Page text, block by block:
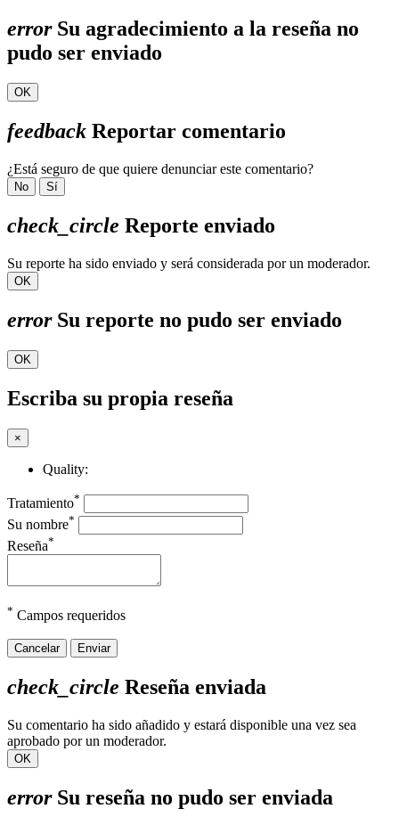
errorSu agradecimiento a la reseña no
pudo ser enviado
OK
feedback Reportar comentario
¿Está seguro de que quiere denunciar este comentario?
No Sí
check_circle Reporte enviado
Su reporte ha sido enviado y será considerada por un moderador.
OK
errorSu reporte no pudo ser enviado
OK
Escriba su propia reseña
×
Quality:
Tratamiento*
Su nombre*
Reseña*
* Campos requeridos
Cancelar Enviar
check_circle Reseña enviada
Su comentario ha sido añadido y estará disponible una vez sea
aprobado por un moderador.
OK
errorSu reseña no pudo ser enviada